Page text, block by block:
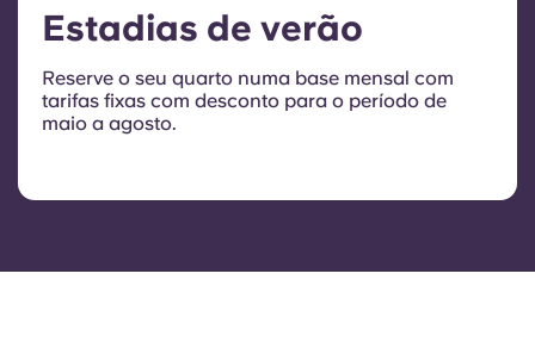
Estadias de verão
Reserve o seu quarto numa base mensal com
tarifas fixas com desconto para o período de
maio a agosto.